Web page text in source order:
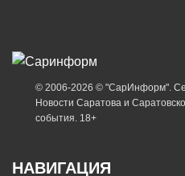
© 2006-2026 © "СарИнформ".
Новости Саратова и
события. 18+
НАВИГАЦИЯ